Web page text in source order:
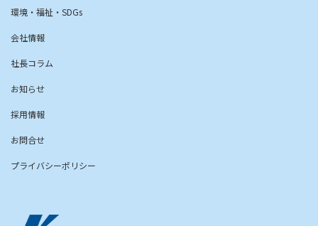
環境・福祉・SDGs
会社情報
社長コラム
お知らせ
採用情報
お問合せ
プライバシーポリシー